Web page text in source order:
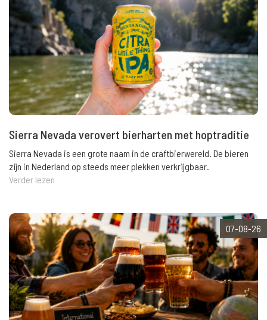
Sierra Nevada verovert bierharten met hoptraditie
Sierra Nevada is een grote naam in de craftbierwereld. De bieren
zijn in Nederland op steeds meer plekken verkrijgbaar.
Verder lezen
07-08-26